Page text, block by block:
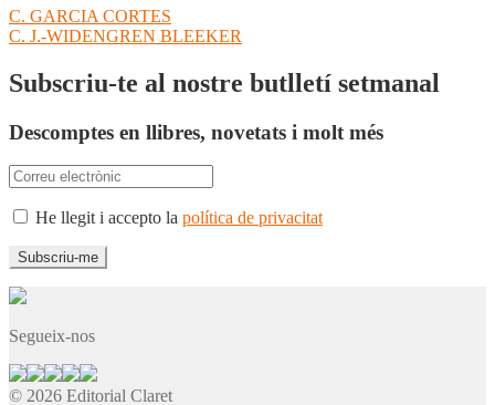
Navegació
d'entrades
Entrada
anterior:
C. GARCIA CORTES
Pròxima
C. J.-WIDENGREN BLEEKER
Subscriu-te al nostre butlletí setmanal
Descomptes en llibres, novetats i molt més
He llegit i accepto la política de privacitat
Segueix-nos
© 2026 Editorial Claret